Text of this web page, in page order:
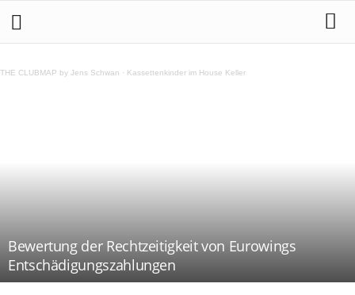
THE CLUBMAP by Jens Schwan · Kassettenkinder im House Keller
Bewertung der Rechtzeitigkeit von Eurowings
Entschädigungszahlungen